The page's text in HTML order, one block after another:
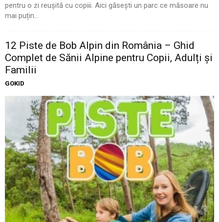
pentru o zi reușită cu copiii. Aici găsești un parc ce măsoare nu
mai puțin...
12 Piste de Bob Alpin din România – Ghid
Complet de Sănii Alpine pentru Copii, Adulți și
Familii
GOKID